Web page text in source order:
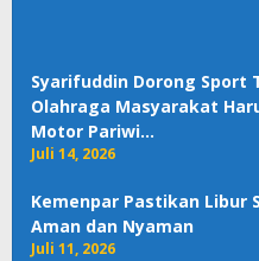
Syarifuddin Dorong Sport
Olahraga Masyarakat
Motor Pariwi…
Juli 14, 2026
Kemenpar Pastikan Libur
Aman dan Nyaman
Juli 11, 2026